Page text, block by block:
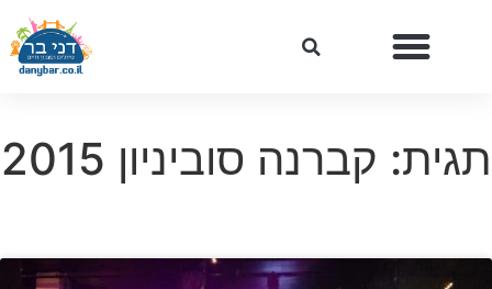
תגית: קברנה סוביניון 2015